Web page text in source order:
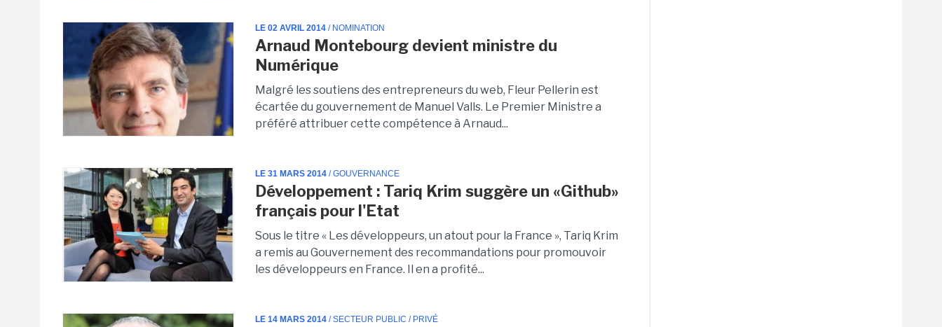
LE 02 AVRIL 2014 / NOMINATION
Arnaud Montebourg devient ministre du
Numérique
Malgré les soutiens des entrepreneurs du web, Fleur Pellerin est
écartée du gouvernement de Manuel Valls. Le Premier Ministre a
préféré attribuer cette compétence à Arnaud...
LE 31 MARS 2014 / GOUVERNANCE
Développement : Tariq Krim suggère un «Github»
français pour l'Etat
Sous le titre « Les développeurs, un atout pour la France », Tariq Krim
a remis au Gouvernement des recommandations pour promouvoir
les développeurs en France. Il en a profité...
LE 14 MARS 2014 / SECTEUR PUBLIC / PRIVÉ